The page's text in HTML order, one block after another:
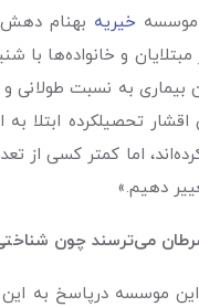
موسسه خیریه بهنام
مبتلایان و خانواده‌ها با
بیماری به نسبت طولانی
تحصیلکرده ابتلا به
اما کمتر کسی از
دهیم.»
می‌ترسند چون شناختی
موسسه درپاسخ به